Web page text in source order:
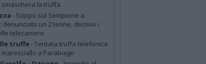
smaschera la truffa
- Scippo sul Sempione a
denunciato un 21enne, decisivi i
telecamere
truffe- Tentata truffa telefonica
a Parabiago